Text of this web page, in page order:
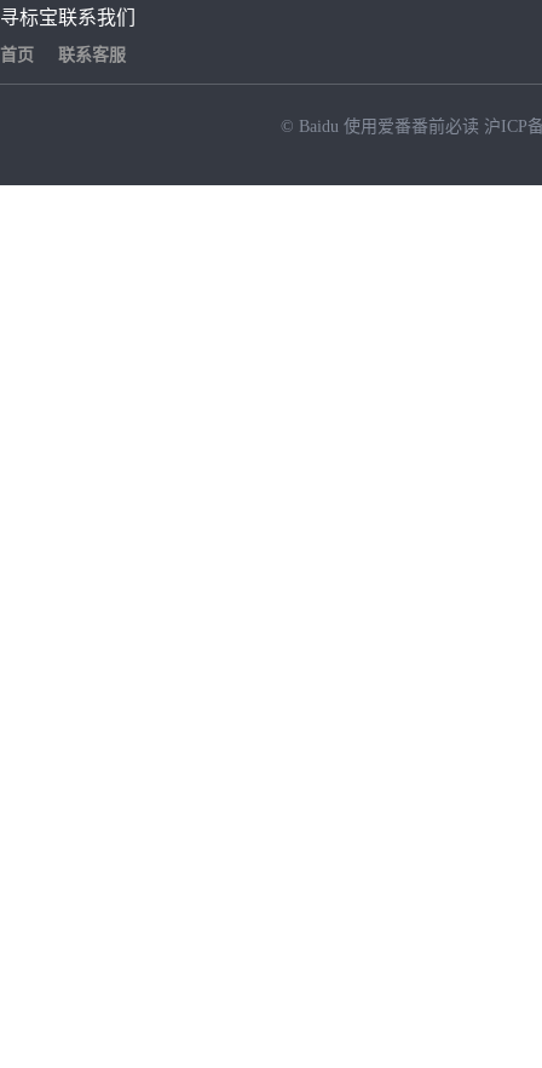
寻标宝
首页
联系我们
联系客服
© Baidu 使用爱番番前必读 沪ICP